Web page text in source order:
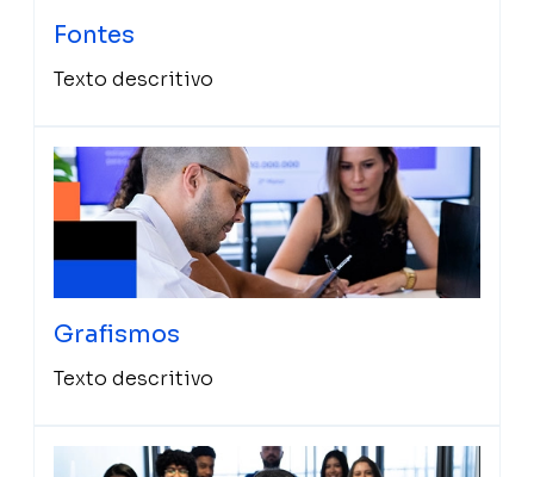
Fontes
Texto descritivo
Grafismos
Texto descritivo